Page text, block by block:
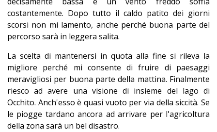
costantemente. Dopo tutto il caldo patito dei giorni
scorsi non mi lamento, anche perché buona parte del
percorso sarà in leggera salita.
La scelta di mantenersi in quota alla fine si rileva la
migliore perché mi consente di fruire di paesaggi
meravigliosi per buona parte della mattina. Finalmente
riesco ad avere una visione di insieme del lago di
Occhito. Anch'esso è quasi vuoto per via della siccità. Se
le piogge tardano ancora ad arrivare per l'agricoltura
della zona sarà un bel disastro.